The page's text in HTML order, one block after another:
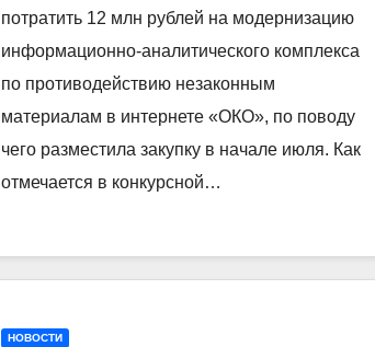
Интернете
потратить 12 млн рублей на модернизацию
информационно-аналитического комплекса
по противодействию незаконным
материалам в интернете «ОКО», по поводу
чего разместила закупку в начале июля. Как
отмечается в конкурсной…
НОВОСТИ